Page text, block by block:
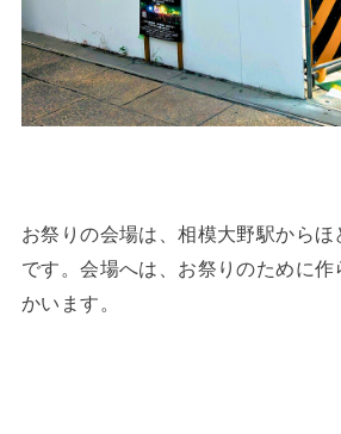
お祭りの会場は、相模大野駅から
です。会場へは、お祭りのために作
かいます。